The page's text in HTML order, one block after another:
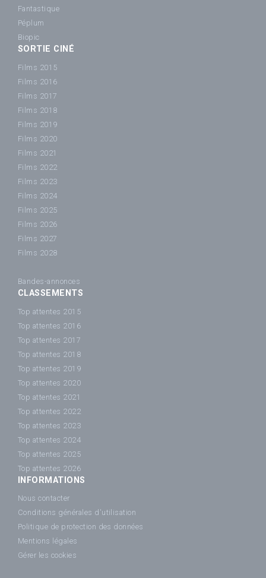
Fantastique
Péplum
Biopic
SORTIE CINÉ
Films 2015
Films 2016
Films 2017
Films 2018
Films 2019
Films 2020
Films 2021
Films 2022
Films 2023
Films 2024
Films 2025
Films 2026
Films 2027
Films 2028
Bandes-annonces
CLASSEMENTS
Top attentes 2015
Top attentes 2016
Top attentes 2017
Top attentes 2018
Top attentes 2019
Top attentes 2020
Top attentes 2021
Top attentes 2022
Top attentes 2023
Top attentes 2024
Top attentes 2025
Top attentes 2026
INFORMATIONS
Nous contacter
Conditions générales d'utilisation
Politique de protection des données
Mentions légales
Gérer les cookies